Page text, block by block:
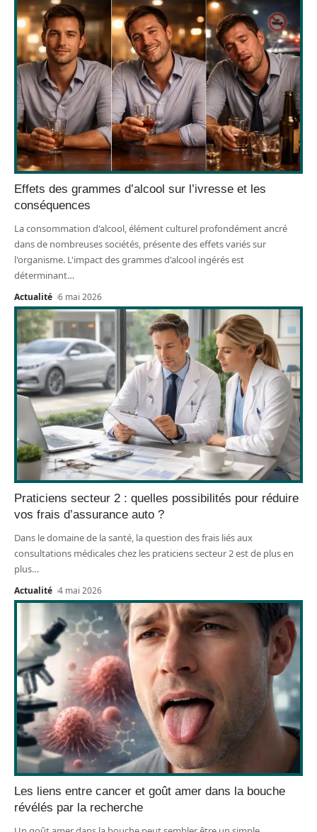
Effets des grammes d’alcool sur l’ivresse et les
conséquences
La consommation d'alcool, élément culturel profondément ancré
dans de nombreuses sociétés, présente des effets variés sur
l'organisme. L'impact des grammes d'alcool ingérés est
déterminant…
Actualité 6 mai 2026
Praticiens secteur 2 : quelles possibilités pour réduire
vos frais d’assurance auto ?
Dans le domaine de la santé, la question des frais liés aux
consultations médicales chez les praticiens secteur 2 est de plus en
plus…
Actualité 4 mai 2026
Les liens entre cancer et goût amer dans la bouche
révélés par la recherche